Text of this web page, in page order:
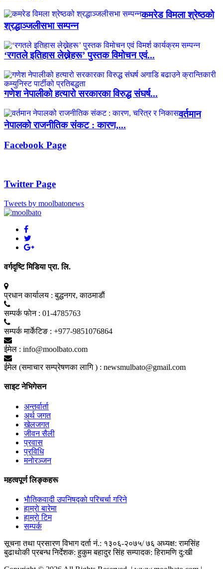
कमरेड विमला श्रेष्ठको
श्रद्धाञ्जलीसभा सम्पन्न
‘रगतले इतिहास लेख्नेहरू’ पुस्तक विमोचन एवं...
गणेश नेपालीको हत्यारो सरकारका विरुद्ध संघर्ष...
वर्तमान
नेपालको राजनीतिक संकट : कारण,...
Facebook Page
Twitter Page
Tweets by moolbatonews
वर्गदृष्टि मिडिया प्रा. लि.
प्रधान कार्यालय : बुद्धनगर, काठमाडाैं
सम्पर्क फाेन : 01-4785763
सम्पर्क मार्केटिङ : +977-9851076864
ईमेल : info@moolbato.com
ईमेल (समाचार सम्प्रेषणका लागि ) : newsmulbato@gmail.com
साइट नेभिगेसन
अन्तर्वार्ता
अर्थ जगत
खेलजगत
जीवन सैली
प्रवास
प्रविधि
मनोरञ्जन
महत्वपूर्ण लिङ्कहरू
भाैतिकवादी उपनिषद्काे परिचर्चा गरिने
हाम्राे बारेमा
हाम्राे टिम
सम्पर्क
सूचना तथा प्रसारण विभाग दर्ता नं.: १३०६-२०७५/ ७६ अध्यक्ष: रामसिंह
बुढाथाेकी प्रबन्ध निर्देशक: हुकुम बहादुर सिंह सम्पादक: हिरामणि दु:खी